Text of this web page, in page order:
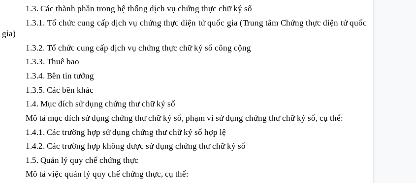
1.3. Các thành phần trong hệ thống dịch vụ chứng thực chữ ký số
1.3.1. Tổ chức cung cấp dịch vụ chứng thực điện tử quốc gia (Trung tâm Chứng thực điện tử quốc
gia)
1.3.2. Tổ chức cung cấp dịch vụ chứng thực chữ ký số công cộng
1.3.3. Thuê bao
1.3.4. Bên tin tưởng
1.3.5. Các bên khác
1.4. Mục đích sử dụng chứng thư chữ ký số
Mô tả mục đích sử dụng chứng thư chữ ký số, phạm vi sử dụng chứng thư chữ ký số, cụ thể:
1.4.1. Các trường hợp sử dụng chứng thư chữ ký số hợp lệ
1.4.2. Các trường hợp không được sử dụng chứng thư chữ ký số
1.5. Quản lý quy chế chứng thực
Mô tả việc quản lý quy chế chứng thực, cụ thể: